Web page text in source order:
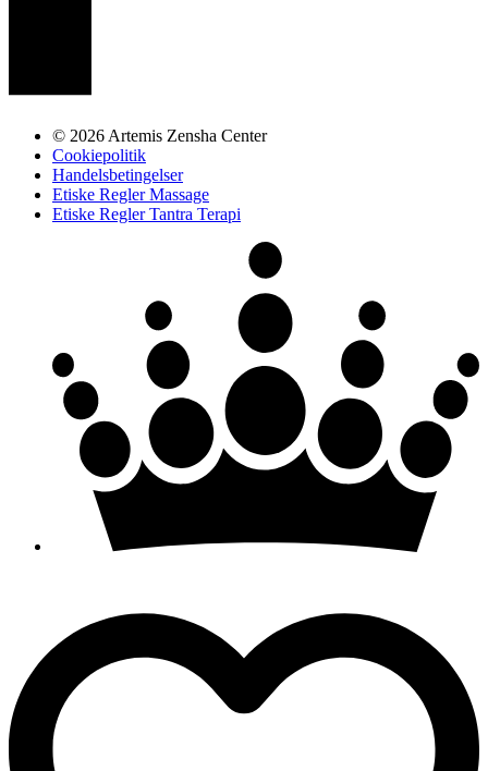
© 2026 Artemis Zensha Center
Cookiepolitik
Handelsbetingelser
Etiske Regler Massage
Etiske Regler Tantra Terapi